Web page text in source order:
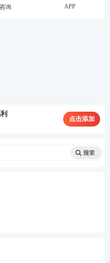
展的人。
获得应有的发展，同时
面的发展指标。
询 APP
点击添加